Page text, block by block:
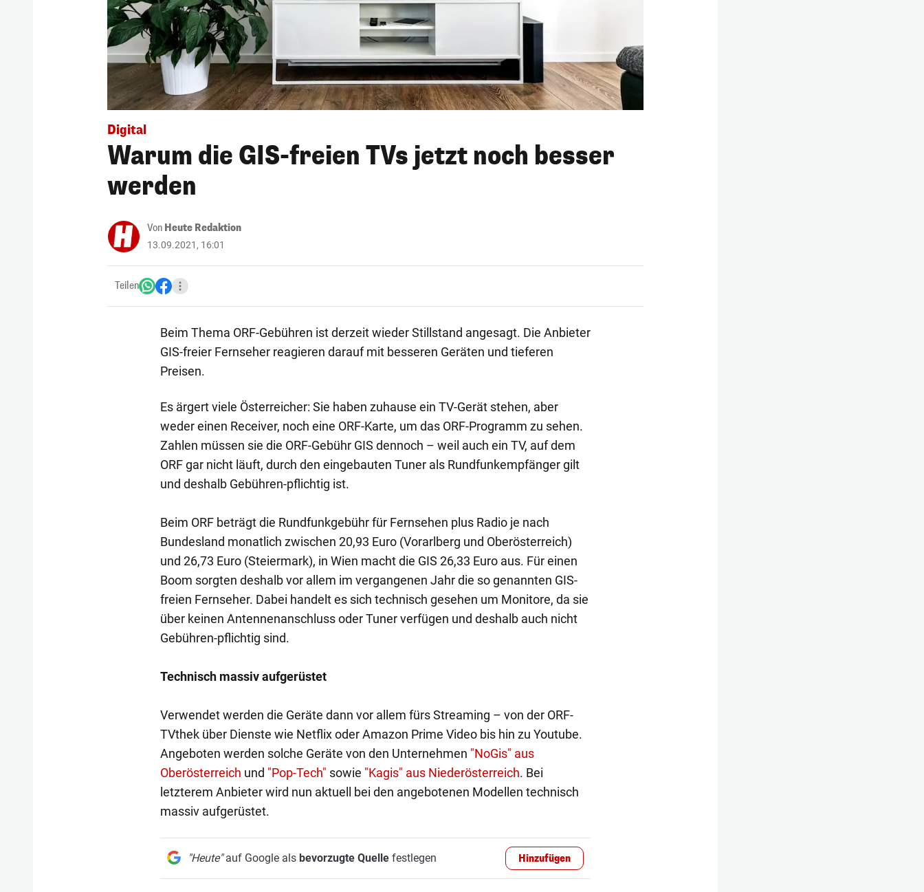
Digital
Warum die GIS-freien TVs jetzt noch besser
werden
Von Heute Redaktion
13.09.2021, 16:01
Teilen
Beim Thema ORF-Gebühren ist derzeit wieder Stillstand angesagt. Die Anbieter
GIS-freier Fernseher reagieren darauf mit besseren Geräten und tieferen
Preisen.
Es ärgert viele Österreicher: Sie haben zuhause ein TV-Gerät stehen, aber
weder einen Receiver, noch eine ORF-Karte, um das ORF-Programm zu sehen.
Zahlen müssen sie die ORF-Gebühr GIS dennoch – weil auch ein TV, auf dem
ORF gar nicht läuft, durch den eingebauten Tuner als Rundfunkempfänger gilt
und deshalb Gebühren-pflichtig ist.
Beim ORF beträgt die Rundfunkgebühr für Fernsehen plus Radio je nach
Bundesland monatlich zwischen 20,93 Euro (Vorarlberg und Oberösterreich)
und 26,73 Euro (Steiermark), in Wien macht die GIS 26,33 Euro aus. Für einen
Boom sorgten deshalb vor allem im vergangenen Jahr die so genannten GIS-
freien Fernseher. Dabei handelt es sich technisch gesehen um Monitore, da sie
über keinen Antennenanschluss oder Tuner verfügen und deshalb auch nicht
Gebühren-pflichtig sind.
Technisch massiv aufgerüstet
Verwendet werden die Geräte dann vor allem fürs Streaming – von der ORF-
TVthek über Dienste wie Netflix oder Amazon Prime Video bis hin zu Youtube.
Angeboten werden solche Geräte von den Unternehmen "NoGis" aus
Oberösterreich und "Pop-Tech" sowie "Kagis" aus Niederösterreich. Bei
letzterem Anbieter wird nun aktuell bei den angebotenen Modellen technisch
massiv aufgerüstet.
"Heute"auf Google als bevorzugte Quellefestlegen Hinzufügen